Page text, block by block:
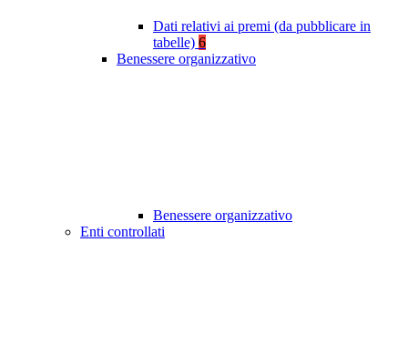
Dati relativi ai premi (da pubblicare in
tabelle) 6
Benessere organizzativo
Benessere organizzativo
Enti controllati